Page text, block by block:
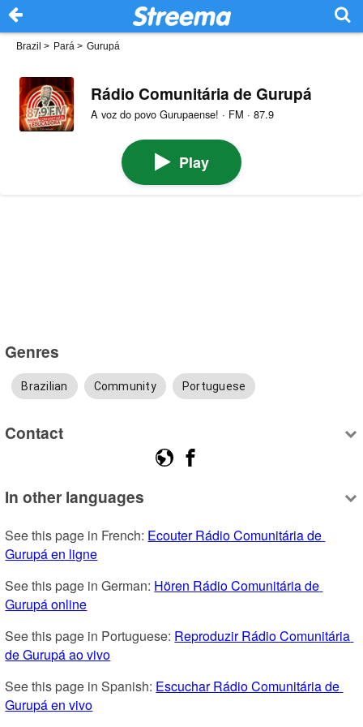
Brazil > Pará > Gurupá
Rádio Comunitária de Gurupá
A voz do povo Gurupaense! · FM · 87.9
Play
Genres
Brazilian Community Portuguese
Contact
In other languages
See this page in French: Ecouter Rádio Comunitária de
Gurupá en ligne
See this page in German: Hören Rádio Comunitária de
Gurupá online
See this page in Portuguese: Reproduzir Rádio Comunitária
de Gurupá ao vivo
See this page in Spanish: Escuchar Rádio Comunitária de
Gurupá en vivo